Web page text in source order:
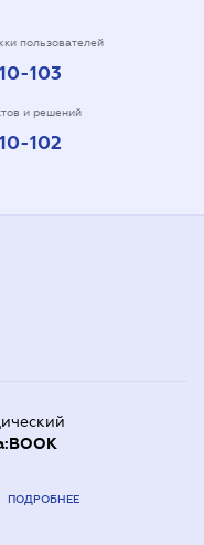
пользователей
103
и решений
102
ПОДРОБНЕЕ